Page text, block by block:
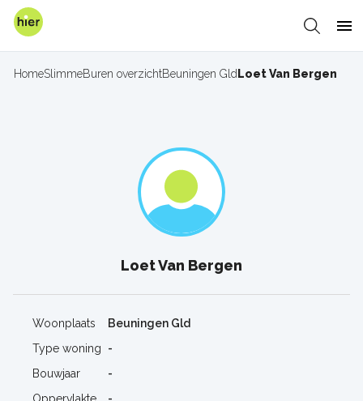
Overslaan
Zoeken
Kruimelpad
HomeSlimmeBuren overzichtBeuningen Gld Loet Van Bergen
Loet Van Bergen
Woonplaats
Beuningen Gld
Type woning
-
Bouwjaar
-